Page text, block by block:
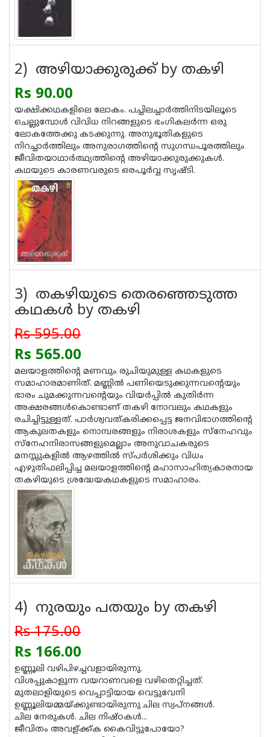
2) അഴിയാക്കുരുക്ക് by തകഴി
Rs 90.00
യക്ഷിക്കഥകളിലെ ലോകം. പച്ചിലച്ചാര്‍ത്തിനിടയിലൂടെ
ചെല്ലുമ്പോള്‍ വിവിധ നിറങ്ങളുടെ ഭംഗികലര്‍ന്ന ഒരു
ലോകത്തേക്കു കടക്കുന്നു. അനുഭൂതികളുടെ
നിറച്ചാര്‍ത്തിലും അനുരാഗത്തിന്റെ സുഗന്ധപൂരത്തിലും
ജീവിതയാഥാര്‍ത്ഥ്യത്തിന്റെ അഴിയാക്കുരുക്കുകള്‍.
കഥയുടെ കാരണവരുടെ ഒരപൂര്‍വ്വ സൃഷ്ടി.
3) തകഴിയുടെ തെരഞ്ഞെടുത്ത
കഥകള്‍ by തകഴി
Rs 595.00
Rs 565.00
മലയാളത്തിന്റെ മണവും രുചിയുമുള്ള കഥകളുടെ
സമാഹാരമാണിത്. മണ്ണില്‍ പണിയെടുക്കുന്നവന്റെയും
ഭാരം ചുമക്കുന്നവന്റെയും വിയര്‍പ്പില്‍ കുതിര്‍ന്ന
അക്ഷരങ്ങള്‍കൊണ്ടാണ് തകഴി നോവലും കഥകളും
രചിച്ചിട്ടുള്ളത്. പാര്‍ശ്വവത്കരിക്കപ്പെട്ട ജനവിഭാഗത്തിന്റെ
ആകുലതകളും നൊമ്പരങ്ങളും നിരാശകളും സ്നേഹവും
സ്നേഹനിരാസങ്ങളുമെല്ലാം അനുവാചകരുടെ
മനസ്സുകളില്‍ ആഴത്തില്‍ സ്പര്‍ശിക്കും വിധം
എഴുതിഫലിപ്പിച്ച മലയാളത്തിന്റെ മഹാസാഹിത്യകാരനായ
തകഴിയുടെ ശ്രദ്ധേയകഥകളുടെ സമാഹാരം.
4) നുരയും പതയും by തകഴി
Rs 175.00
Rs 166.00
ഉണ്ണൂലി വഴിപിഴച്ചവളായിരുന്നു.
വിശപ്പുകാളുന്ന വയറാണവളെ വഴിതെറ്റിച്ചത്.
മുതലാളിയുടെ വെപ്പാട്ടിയായ വെട്ടുവേനി
ഉണ്ണൂലിയമ്മയ്ക്കുണ്ടായിരുന്നു ചില സ്വപ്‌നങ്ങള്‍.
ചില നേരുകള്‍. ചില നിഷ്ഠകള്‍...
ജീവിതം അവള്ക്ക്ക കൈവിട്ടുപോയോ?